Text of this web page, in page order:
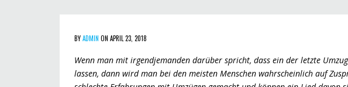
BYADMIN ON APRIL 23, 2018
Wenn man mit irgendjemanden darüber spricht, dass ein der letzte
lassen, dann wird man bei den meisten Menschen wahrscheinlich auf